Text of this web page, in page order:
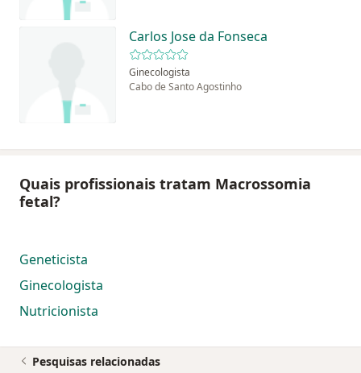
Carlos Jose da Fonseca
Ginecologista
Cabo de Santo Agostinho
Quais profissionais tratam Macrossomia
fetal?
Geneticista
Ginecologista
Nutricionista
Pesquisas relacionadas